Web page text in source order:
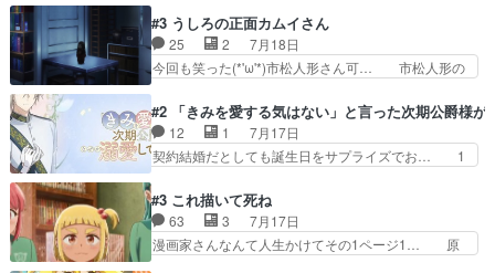
お互いの誤解が解けてよかっ… 円盤購入を検討し
始めるくらい最高だったな… 1人のjkとして普通
に生きたいのにそれを…
の講談から始まり途中も実写演出入った… 相変わ
らずコミカルなKAMAKURA良く… 動画検査させ
ていただきました！待ちに待っ… 1期目の導入も
だけれどもぉ2期目の導入も… 観てたらいつの間
党、Bパートでは庇番衆。… 故郷は遠きにありて
思ふものそれは時行の鎌… というただの日常回か
と思いきや、そこから…
#3 うしろの正面カムイさん
25 2
7月18日
今回も笑った(*'ω'*)市松人形さん可… 市松人形の
の仕事を思わせるケレン味作画… あいかわらず杉
田さんのアドリブっぽいなに… ギャグもいいし作
画も綺麗このシーンは原作… 呪いの人形は仲間に
なるの怪奇組とのネタ被… 呪いの人形、人形相手
のテンポの良さが光… 呪いの人形ドジっ子すぎる
しかも仲間になる… 呪いの人形がビビっとるぞ。
今回あんまりエ…
#2 「きみを愛する気はない」と言った次期公爵様が
12 1
7月17日
契約結婚だとしても誕生日をサプライズでお… 1
いろあったんだな。奥様の心が彼の心を… 政略結
婚による妬みから色んな嫌がらせを受… 【今夜の
アニメAは…】前向き没落令嬢×こ… マウントに
気付かない素直な主人公大丈夫か… もうユリウス
#3 これ描いて死ね
63 3
7月17日
漫画家さんなんて人生かけてその1ページ1… 原